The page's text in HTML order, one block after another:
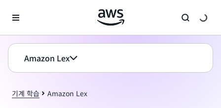
Amazon Lex
기계 학습 Amazon Lex